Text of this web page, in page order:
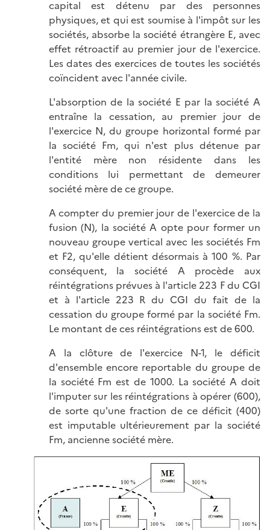
capital est détenu par des personnes
physiques, et qui est soumise à l'impôt sur les
sociétés, absorbe la société étrangère E, avec
effet rétroactif au premier jour de l'exercice.
Les dates des exercices de toutes les sociétés
coïncident avec l'année civile.
L'absorption de la société E par la société A
entraîne la cessation, au premier jour de
l'exercice N, du groupe horizontal formé par
la société Fm, qui n'est plus détenue par
l'entité mère non résidente dans les
conditions lui permettant de demeurer
société mère de ce groupe.
A compter du premier jour de l'exercice de la
fusion (N), la société A opte pour former un
nouveau groupe vertical avec les sociétés Fm
et F2, qu'elle détient désormais à 100 %. Par
conséquent, la société A procède aux
réintégrations prévues à l'article 223 F du CGI
et à l'article 223 R du CGI du fait de la
cessation du groupe formé par la société Fm.
Le montant de ces réintégrations est de 600.
A la clôture de l'exercice N-1, le déficit
d'ensemble encore reportable du groupe de
la société Fm est de 1000. La société A doit
l'imputer sur les réintégrations à opérer (600),
de sorte qu'une fraction de ce déficit (400)
est imputable ultérieurement par la société
Fm, ancienne société mère.